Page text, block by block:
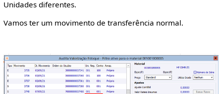
Unidades diferentes.
Vamos ter um movimento de transferência normal.